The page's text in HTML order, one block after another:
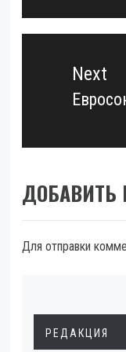
Next
Next
ДОБАВИТЬ
Для отправки
РЕДАКЦИЯ